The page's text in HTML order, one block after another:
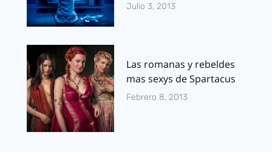
Julio 3, 2013
Las romanas y rebeldes
mas sexys de Spartacus
Febrero 8, 2013